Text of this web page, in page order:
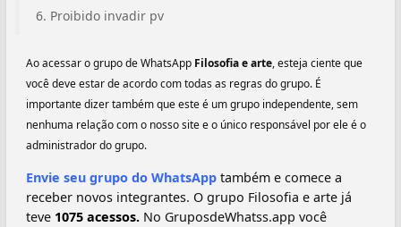
Proibido invadir pv
Ao acessar o grupo de WhatsApp Filosofia e arte, esteja ciente que
você deve estar de acordo com todas as regras do grupo. É
importante dizer também que este é um grupo independente, sem
nenhuma relação com o nosso site e o único responsável por ele é o
administrador do grupo.
Envie seu grupo do WhatsApp também e comece a
receber novos integrantes. O grupo Filosofia e arte já
teve 1075 acessos. No GruposdeWhatss.app você